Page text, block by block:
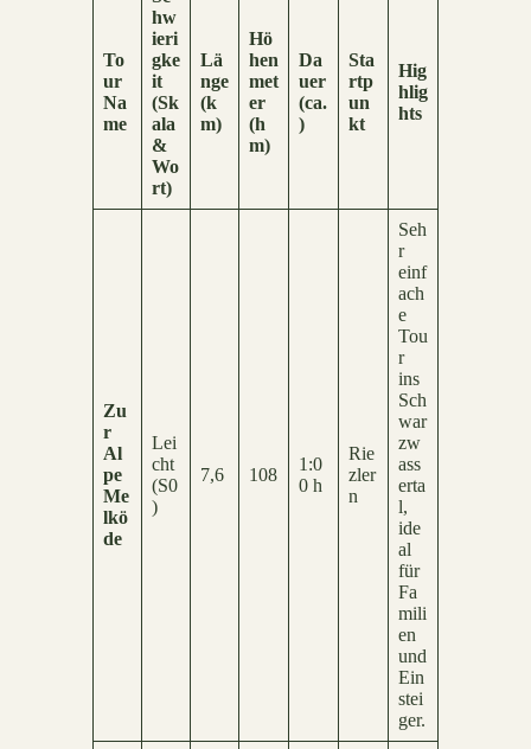
To
ur
Na
me
hw
ieri
gke
it
(Sk
ala
&
Wo
rt)
Lä
nge
(k
m)
Hö
hen
met
er
(h
m)
Da
uer
(ca.
)
Sta
rtp
un
kt
Hig
hlig
hts
Zu
r
Al
pe
Me
lkö
de
Lei
cht
(S0
)
7,6 108
1:0
0 h
Rie
zler
n
Seh
r
einf
ach
e
Tou
r
ins
Sch
war
zw
ass
erta
l,
ide
al
für
Fa
mili
en
und
Ein
stei
ger.